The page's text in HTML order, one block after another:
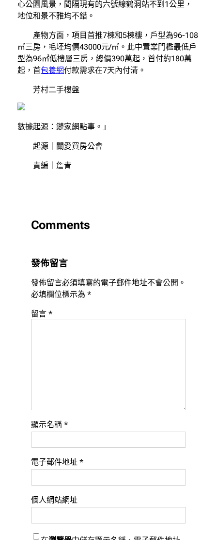
心公園風景，間隔現有的六號線鶴洞站不到1公里，
地位和景不雅均不錯。
產物方面，項目首推7棟和5棟樓，戶型為96-108
㎡三房，毛坯均價43000元/㎡。此中置業門檻最低戶
型為96㎡低樓層三房，總價390萬起，首付約180萬
起，首包養網付款需求在7天內付清。
芳村二手樓盤
數據起源：鏈家網點事。」
起源｜關愛買房公會
責編｜詹青
Comments
發佈留言
發佈留言必須填寫的電子郵件地址不會公開。
必填欄位標示為 *
留言 *
顯示名稱 *
電子郵件地址 *
個人網站網址